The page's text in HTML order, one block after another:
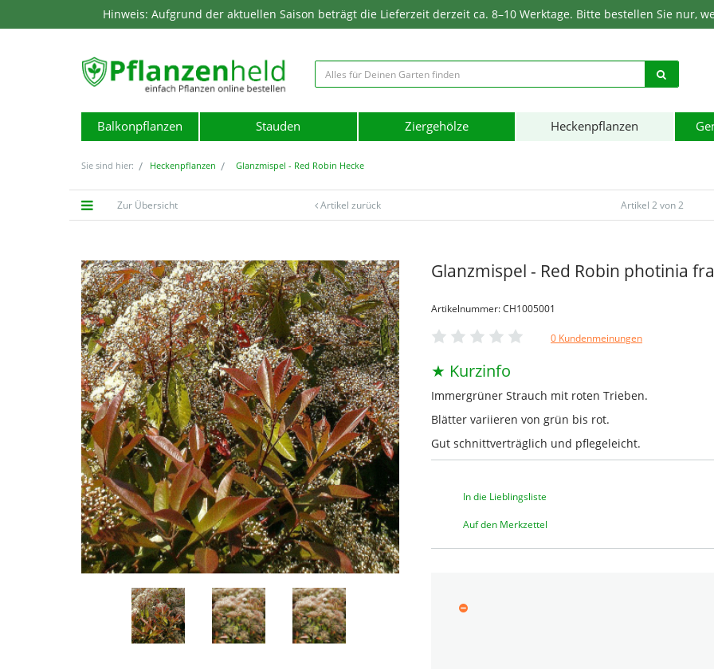
Hinweis: Aufgrund der aktuellen Saison beträgt die Lieferzeit derzeit ca. 8–10 Werktage. Bitte bestellen Sie nur,
Balkonpflanzen Stauden Ziergehölze Heckenpflanzen
Sie sind hier: Heckenpflanzen Glanzmispel - Red Robin Hecke
Zur Übersicht Artikel zurück Artikel 2 von 2
Glanzmispel - Red Robin photinia
Artikelnummer: CH1005001
0 Kundenmeinungen
★ Kurzinfo
Immergrüner Strauch mit roten Trieben.
Blätter variieren von grün bis rot.
Gut schnittverträglich und pflegeleicht.
In die Lieblingsliste
Auf den Merkzettel